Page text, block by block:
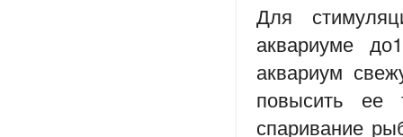
Для
аквариуме
аквариум
повысить ее
спаривание